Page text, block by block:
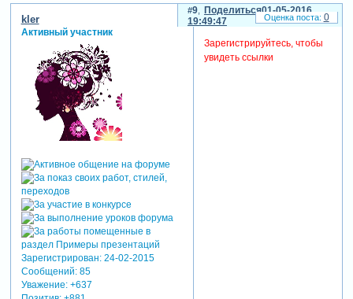
Поделиться
9
01-05-2016
19:49:47
kler
Активный участник
Зарегистрирован: 24-02-2015
Сообщений:85
Уважение: +637
Зарегистрируйтесь, чтобы
увидеть ссылки
0